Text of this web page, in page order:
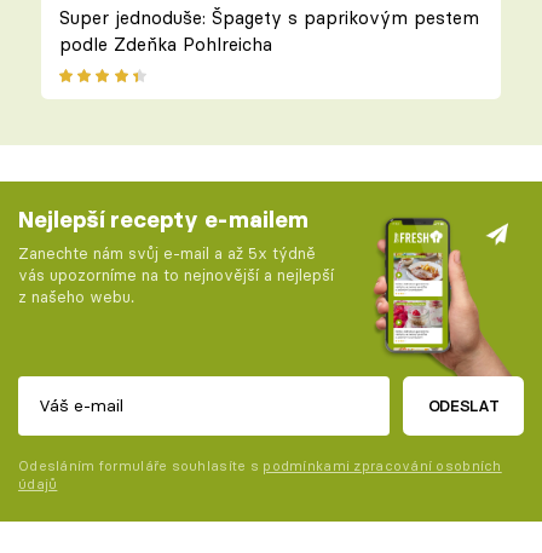
Super jednoduše: Špagety s paprikovým pestem
podle Zdeňka Pohlreicha
Nejlepší recepty e-mailem
Zanechte nám svůj e-mail a až 5x týdně
vás upozorníme na to nejnovější a nejlepší
z našeho webu.
ODESLAT
Odesláním formuláře souhlasíte s podmínkami zpracování osobních
údajů